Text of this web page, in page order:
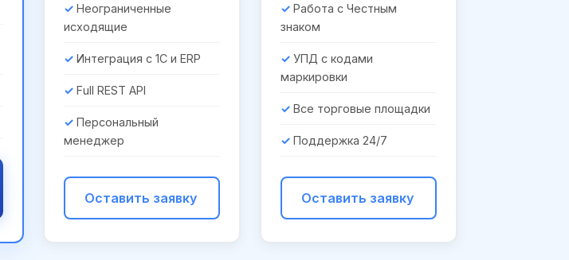
Неограниченные
исходящие
Интеграция с 1С и ERP
Full REST API
Персональный
менеджер
Оставить заявку
Работа с Честным
знаком
УПД с кодами
маркировки
Все торговые площадки
Поддержка 24/7
Оставить заявку